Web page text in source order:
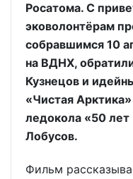
Росатома. С
эковолонтёрам
собравшимся 10
на ВДНХ,
Кузнецов и
«Чистая
ледокола «50
Лобусов.
Фильм